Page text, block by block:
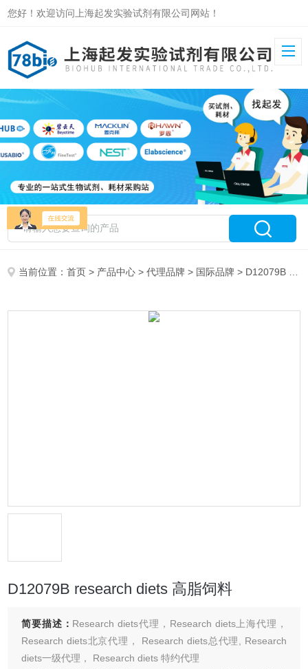
您好！欢迎访问上海起发实验试剂有限公司网站！
当前位置：首页 > 产品中心 >代理品牌 > 国际品牌 > D12079B research diets 高脂饲料
D12079B research diets 高脂饲料
简要描述： Research diets代理，Research diets上海代理，
Research diets北京代理， Research diets总代理, Research
diets一级代理， Research diets 特约代理